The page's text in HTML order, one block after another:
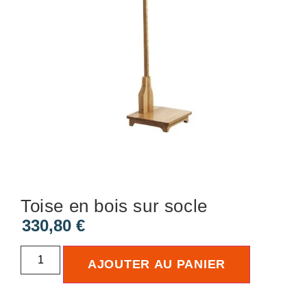
Toise en bois sur socle
330,80 €
AJOUTER AU PANIER